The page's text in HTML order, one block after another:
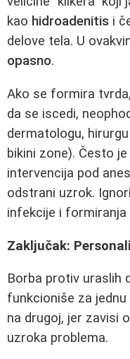
kao hidroadenitis i
delove tela. U
opasno.
Ako se formira
da se iscedi,
dermatologu,
bikini zone). Često
intervencija pod
odstrani uzrok.
infekcije i formiranja
Zaključak:
Borba protiv uraslih
funkcioniše za
na drugoj, jer zavisi
uzroka problema.